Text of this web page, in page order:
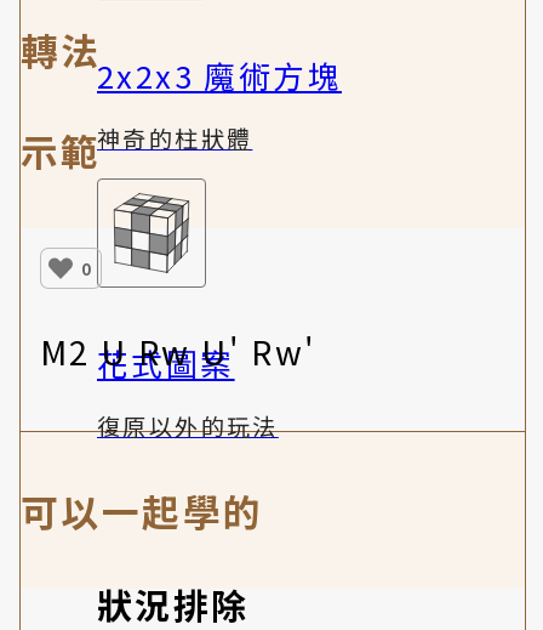
2x2x3 魔術方塊
神奇的柱狀體
花式圖案
復原以外的玩法
狀況排除
轉法
示範
0
M2 U Rw U' Rw'
可以一起學的